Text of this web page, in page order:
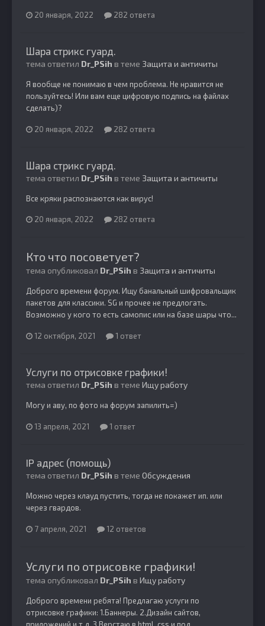
20 января, 2022 282 ответа
Шара стрикс гуард.
тема ответил Dr_PSih в теме Защита и античиты
Я вообще не понимаю в чем проблема. Не нравится не
пользуйтесь! Или вам еще цифровую подпись на файлах
сделать)?
20 января, 2022 282 ответа
Шара стрикс гуард.
тема ответил Dr_PSih в теме Защита и античиты
Все кряки распознаются как вирус!
20 января, 2022 282 ответа
Кто что посоветует?
тема опубликовал Dr_PSih в Защита и античиты
Доброго времени форум. Ищу банальный шифровальщик
пакетов для классики. SG и прочее не предлогать.
Возможно у кого то есть самопис или на базе шары что...
12 октября, 2021 1 ответ
Услуги по отрисовке графики!
тема ответил Dr_PSih в теме Ищу работу
Могу и аву, по фото на форум запилить=)
13 апреля, 2021 1 ответ
IP адрес (помощь)
тема ответил Dr_PSih в теме Обсуждения
Можно через клауд пустить, тогда не покажет ип. или
через гвардов.
7 апреля, 2021 12 ответов
Услуги по отрисовке графики!
тема опубликовал Dr_PSih в Ищу работу
Доброго времени ребята! Предлагаю услуги по
отрисовке графики: 1.Баннеры. 2.Дизайн сайтов,